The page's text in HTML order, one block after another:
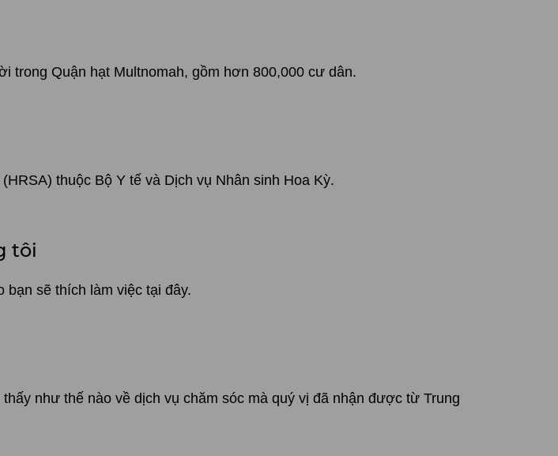
trong Quận hạt Multnomah, gồm hơn 800,000 cư dân.
thuộc Bộ Y tế và Dịch vụ Nhân sinh Hoa Kỳ.
tôi
sẽ thích làm việc tại đây.
như thế nào về dịch vụ chăm sóc mà quý vị đã nhận được từ Trung